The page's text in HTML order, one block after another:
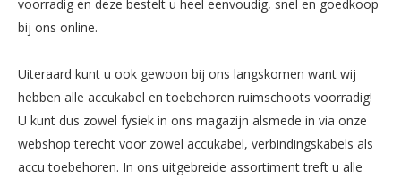
voorradig en deze bestelt u heel eenvoudig, snel en goedkoop
bij ons online.
Uiteraard kunt u ook gewoon bij ons langskomen want wij
hebben alle accukabel en toebehoren ruimschoots voorradig!
U kunt dus zowel fysiek in ons magazijn alsmede in via onze
webshop terecht voor zowel accukabel, verbindingskabels als
accu toebehoren. In ons uitgebreide assortiment treft u alle